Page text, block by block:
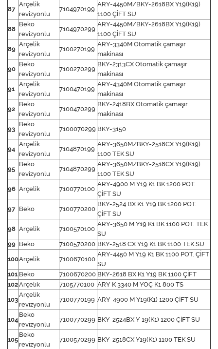
87
Arçelik
revizyonlu
7104970199
ARY-4450M/BKY-2618BX Y19(K19)
1100 ÇİFT SU
88
Beko
revizyonlu
7104970299
ARY-4450M/BKY-2618BX Y19(K19)
1100 ÇİFT SU
89
Arçelik
revizyonlu
7100270199
ARY-3340M Otomatik çamaşır
makinası
90
Beko
revizyonlu
7100270299
BKY-2313CX Otomatik çamaşır
makinası
91
Arçelik
revizyonlu
7100470199
ARY-4340M Otomatik çamaşır
makinası
92
Beko
revizyonlu
7100470299
BKY-2418BX Otomatik çamaşır
makinası
93
Beko
revizyonlu
7100070299 BKY-3150
94
Arçelik
revizyonlu
7104870199
ARY-3650M/BKY-2518CX Y19(K19)
1100 TEK SU
95
Beko
revizyonlu
7104870299
ARY-3650M/BKY-2518CX Y19(K19)
1100 TEK SU
96 Arçelik 7100770100
ARY-4900 M Y19 K1 BK 1200 POT.
ÇİFT SU
97 Beko 7100770200
BKY-2524 BX K1 Y19 BK 1200 POT.
ÇİFT SU
98 Arçelik 7100570100
ARY-3650 M Y19 K1 BK 1100 POT. TEK
SU
99 Beko 7100570200 BKY-2518 CX Y19 K1 BK 1100 TEK SU
100Arçelik 7100670100
ARY-4450 M Y19 K1 BK 1100 POT. ÇİFT
SU
101 Beko 7100670200 BKY-2618 BX K1 Y19 BK 1100 ÇİFT
102Arçelik 7105770100 ARY K 3340 M YOÇ K1 800 TS
103
Arçelik
revizyonlu
7100770199 ARY-4900 M Y19(K1) 1200 ÇİFT SU
104
Beko
revizyonlu
7100770299 BKY-2524BX Y 19(K1) 1200 ÇİFT SU
105
Beko
revizyonlu
7100570299 BKY-2518CX Y19(K1) 1100 TEK SU